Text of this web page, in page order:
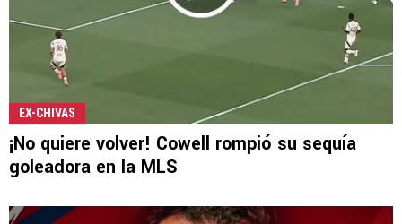
EX-CHIVAS
¡No quiere volver! Cowell rompió su sequía
goleadora en la MLS